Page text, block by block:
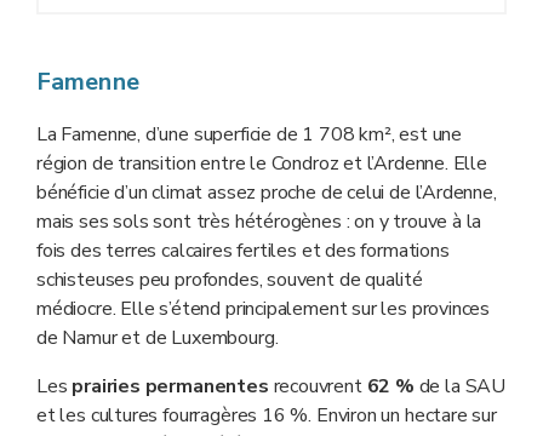
Famenne
La Famenne, d’une superficie de 1 708 km², est une
région de transition entre le Condroz et l’Ardenne. Elle
bénéficie d’un climat assez proche de celui de l’Ardenne,
mais ses sols sont très hétérogènes : on y trouve à la
fois des terres calcaires fertiles et des formations
schisteuses peu profondes, souvent de qualité
médiocre. Elle s’étend principalement sur les provinces
de Namur et de Luxembourg.
Les prairies permanentes recouvrent 62 % de la SAU
et les cultures fourragères 16 %. Environ un hectare sur